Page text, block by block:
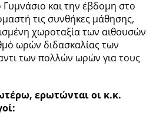
Γυμνάσιο και την έβδομη στο
τις συνθήκες μάθησης,
χωροταξία των αιθουσών
ωρών διδασκαλίας των
των πολλών ωρών για τους
ερωτώνται οι κ.κ.